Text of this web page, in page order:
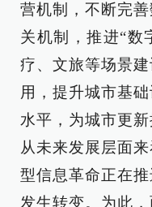
营机制，不断完
关机制，推进“数
疗、文旅等场景
用，提升城市基
水平，为城市更
从未来发展层面
型信息革命正在
发生转变。为此